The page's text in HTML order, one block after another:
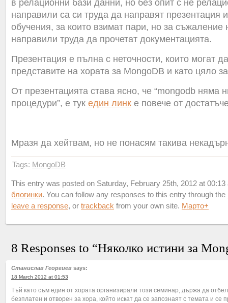
в релационни бази данни, но без опит с не
направили са си труда да направят презентация
обучения, за които взимат пари, но за съжаление
направили труда да прочетат документацията.
Презентация е пълна с неточности, които могат
представите на хората за MongoDB и като цяло
От презентацията става ясно, че “mongodb няма
процедури”, е тук един линк е повече от
Мразя да хейтвам, но не понасям такива
Tags: MongoDB
This entry was posted on Saturday, February 25th, 2012 at 00:13
блогинки. You can follow any responses to this entry through the
leave a response, or trackback from your own site. Марто+
8 Responses to “Няколко истини за
Станислав Георгиев says:
18 March 2012 at 01:53
Тъй като съм един от хората организирали този семинар, държа да
безплатен и отворен за хора, който искат да се запознаят с темата и